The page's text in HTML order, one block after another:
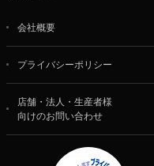
会社概要
プライバシーポリシー
店舗・法人・生産者様
向けのお問い合わせ